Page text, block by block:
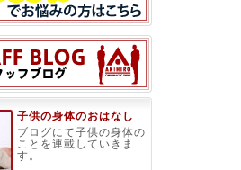
子供の身体のおはなし
ブログにて子供の身体の
ことを連載していきま
す。